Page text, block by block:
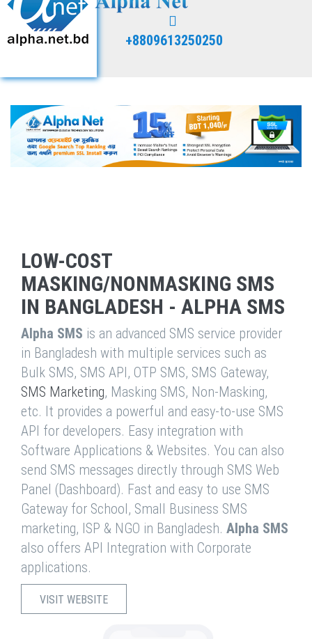
+8809613250250
LOW-COST
MASKING/NONMASKING SMS
IN BANGLADESH - ALPHA SMS
Alpha SMS is an advanced SMS service provider
in Bangladesh with multiple services such as
Bulk SMS, SMS API, OTP SMS, SMS Gateway,
SMS Marketing, Masking SMS, Non-Masking,
etc. It provides a powerful and easy-to-use SMS
API for developers. Easy integration with
Software Applications & Websites. You can also
send SMS messages directly through SMS Web
Panel (Dashboard). Fast and easy to use SMS
Gateway for School, Small Business SMS
marketing, ISP & NGO in Bangladesh. Alpha SMS
also offers API Integration with Corporate
applications.
VISIT WEBSITE